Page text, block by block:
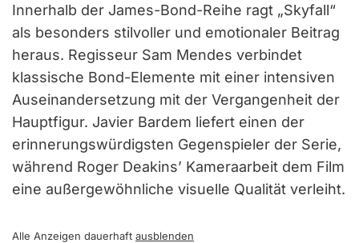
Innerhalb der James-Bond-Reihe ragt „Skyfall“
als besonders stilvoller und emotionaler Beitrag
heraus. Regisseur Sam Mendes verbindet
klassische Bond-Elemente mit einer intensiven
Auseinandersetzung mit der Vergangenheit der
Hauptfigur. Javier Bardem liefert einen der
erinnerungswürdigsten Gegenspieler der Serie,
während Roger Deakins’ Kameraarbeit dem Film
eine außergewöhnliche visuelle Qualität verleiht.
Alle Anzeigen dauerhaft ausblenden